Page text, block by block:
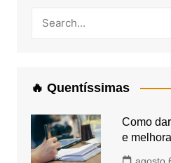
🔥 Quentíssimas
Como
e